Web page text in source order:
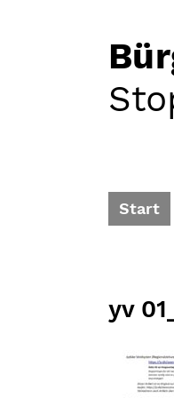
Start
yv